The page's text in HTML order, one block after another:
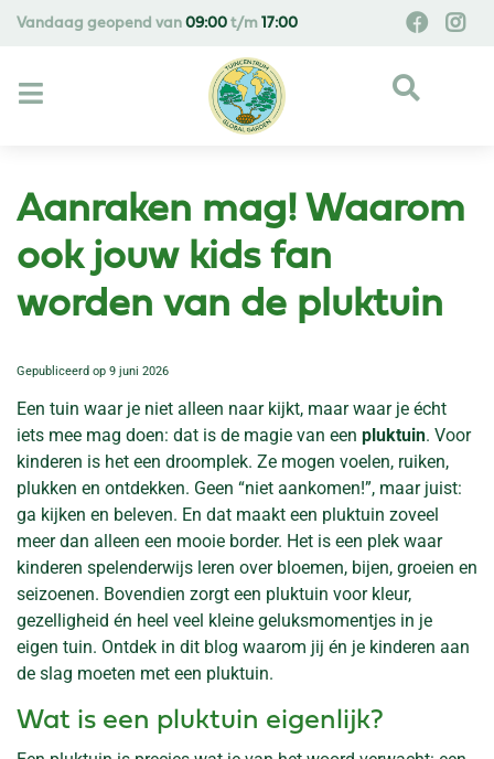
Vandaag geopend van 09:00 t/m 17:00
Aanraken mag! Waarom
ook jouw kids fan
worden van de pluktuin
Gepubliceerd op 9 juni 2026
Een tuin waar je niet alleen naar kijkt, maar waar je écht
iets mee mag doen: dat is de magie van een pluktuin. Voor
kinderen is het een droomplek. Ze mogen voelen, ruiken,
plukken en ontdekken. Geen “niet aankomen!”, maar juist:
ga kijken en beleven. En dat maakt een pluktuin zoveel
meer dan alleen een mooie border. Het is een plek waar
kinderen spelenderwijs leren over bloemen, bijen, groeien en
seizoenen. Bovendien zorgt een pluktuin voor kleur,
gezelligheid én heel veel kleine geluksmomentjes in je
eigen tuin. Ontdek in dit blog waarom jij én je kinderen aan
de slag moeten met een pluktuin.
Wat is een pluktuin eigenlijk?